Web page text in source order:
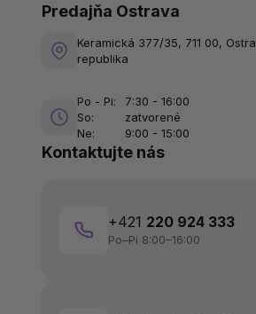
Kontaktujte nás
+421 220 924 333
Po–Pi 8:00–16:00
Predajňa Ostrava
Keramická 377/35, 711 00,
republika
Po - Pi:
7:30 - 16:00
So:
zatvorené
Ne:
9:00 - 15:00